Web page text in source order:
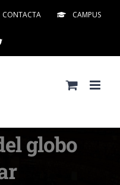
CONTACTA CAMPUS
Twitter
globo